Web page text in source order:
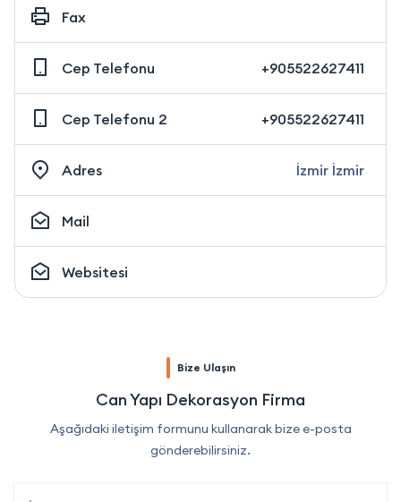
Fax
Cep Telefonu +905522627411
Cep Telefonu 2 +905522627411
Adres İzmir İzmir
Mail
Websitesi
Bize Ulaşın
Can Yapı Dekorasyon Firma
Aşağıdaki iletişim formunu kullanarak bize e-posta
gönderebilirsiniz.